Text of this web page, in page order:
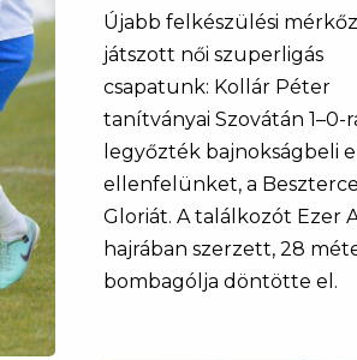
Újabb felkészülési
játszott női szuperligás
csapatunk: Kollár Péter
tanítványai Szovátán 1–0-
legyőzték bajnokságbeli
ellenfelünket, a
Gloriát. A találkozót Ezer
hajrában szerzett, 28
bombagólja döntötte el.